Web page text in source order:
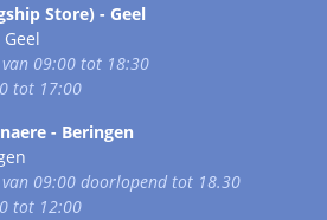
Store) - Geel
09:00 tot 18:30
tot 17:00
- Beringen
van 09:00 doorlopend tot 18.30
tot 12:00